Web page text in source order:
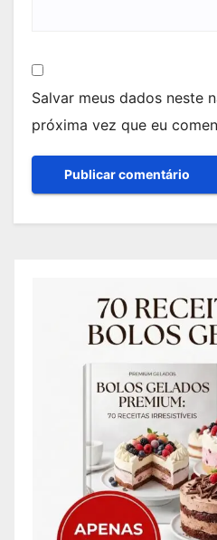
Salvar meus dados neste
próxima vez que eu